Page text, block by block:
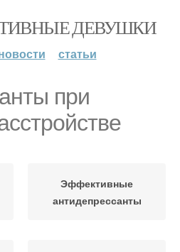
ДЕВУШКИ
статьи
при
Эффективные
антидепрессанты